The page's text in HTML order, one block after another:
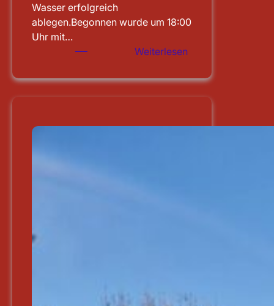
Wasser erfolgreich
ablegen.Begonnen wurde um 18:00
Uhr mit…
Weiterlesen
abgelegt